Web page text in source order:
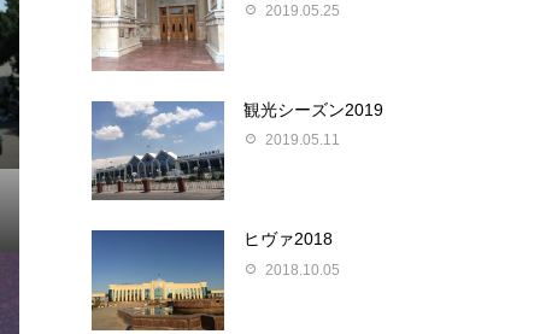
2019.05.25
観光シーズン2019
2019.05.11
ヒヴァ2018
2018.10.05